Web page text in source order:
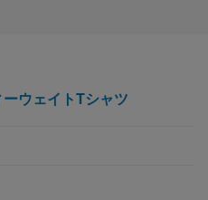
ウェイトTシャツ